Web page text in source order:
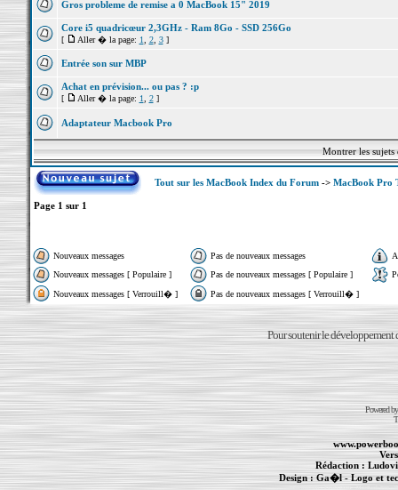
Gros probleme de remise a 0 MacBook 15" 2019
Core i5 quadricœur 2,3GHz - Ram 8Go - SSD 256Go
[ Aller � la page: 1 2, 3]
Entrée son sur MBP
Achat en prévision... ou pas ? :p
[ Aller � la page: 1 2]
Adaptateur Macbook Pro
Montrer les
Tout sur les MacBook Index du Forum-> MacBook Pro
Page 1 sur 1
Nouveaux messages Pas de nouveaux messages
Nouveaux messages [ Populaire ]
Pas de nouveaux messages [ Populaire ]
Nouveaux messages [ Verrouill� ]
Pas de nouveaux messages [ Verrouill� ]
Pour soutenir le développement
Powered
Rédaction :
Design : Ga�l- Logo et
Informations : - MacBook Pro